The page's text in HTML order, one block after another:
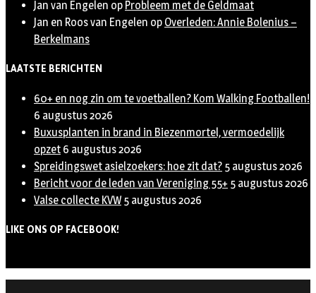
Jan van Engelen op Probleem met de Geldmaat
Jan en Roos van Engelen op Overleden: Annie Bolenius –
Berkelmans
LAATSTE BERICHTEN
60+ en nog zin om te voetballen? Kom Walking Footballen!
6 augustus 2026
Buxusplanten in brand in Biezenmortel, vermoedelijk
opzet 6 augustus 2026
Spreidingswet asielzoekers: hoe zit dat? 5 augustus 2026
Bericht voor de leden van Vereniging 55+ 5 augustus 2026
Valse collecte KVW 5 augustus 2026
LIKE ONS OP FACEBOOK!